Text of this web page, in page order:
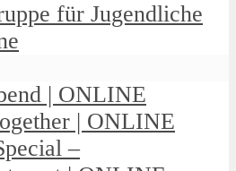
für Jugendliche
| ONLINE
| ONLINE
–